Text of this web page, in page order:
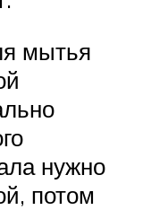
мытья
нужно
потом